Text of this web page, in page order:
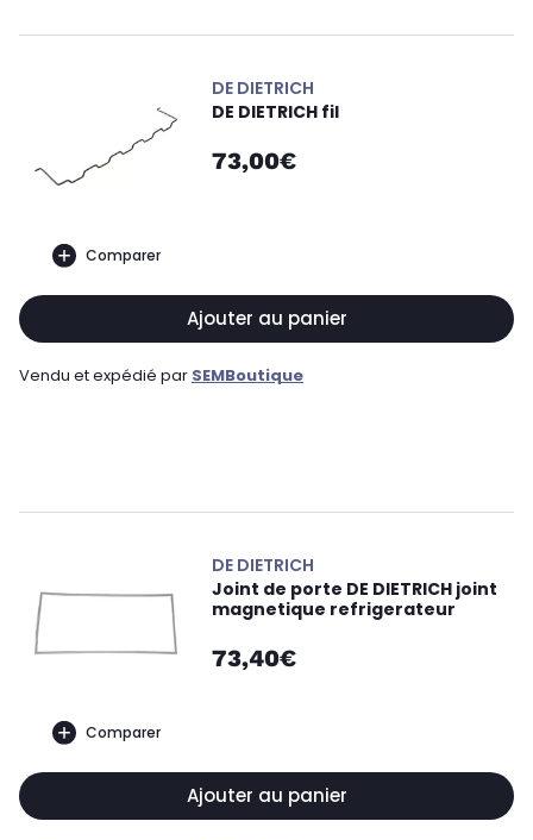
Comparer
DE DIETRICH
DE DIETRICH fil
73,00€
Ajouter au panier
Vendu et expédié par SEMBoutique
Comparer
DE DIETRICH
Joint de porte DE DIETRICH joint
magnetique refrigerateur
73,40€
Ajouter au panier